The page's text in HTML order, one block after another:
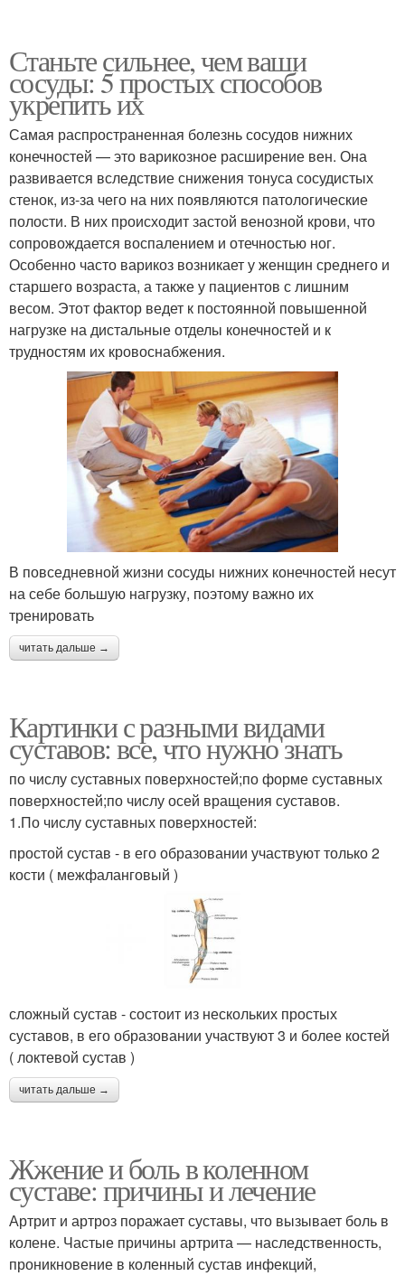
Станьте сильнее, чем ваши
сосуды: 5 простых способов
укрепить их
Самая распространенная болезнь сосудов нижних
конечностей — это варикозное расширение вен. Она
развивается вследствие снижения тонуса сосудистых
стенок, из-за чего на них появляются патологические
полости. В них происходит застой венозной крови, что
сопровождается воспалением и отечностью ног.
Особенно часто варикоз возникает у женщин среднего и
старшего возраста, а также у пациентов с лишним
весом. Этот фактор ведет к постоянной повышенной
нагрузке на дистальные отделы конечностей и к
трудностям их кровоснабжения.
В повседневной жизни сосуды нижних конечностей несут
на себе большую нагрузку, поэтому важно их
тренировать
читать дальше →
Картинки с разными видами
суставов: все, что нужно знать
по числу суставных поверхностей;по форме суставных
поверхностей;по числу осей вращения суставов.
1.По числу суставных поверхностей:
простой сустав - в его образовании участвуют только 2
кости ( межфаланговый )
сложный сустав - состоит из нескольких простых
суставов, в его образовании участвуют 3 и более костей
( локтевой сустав )
читать дальше →
Жжение и боль в коленном
суставе: причины и лечение
Артрит и артроз поражает суставы, что вызывает боль в
колене. Частые причины артрита — наследственность,
проникновение в коленный сустав инфекций,